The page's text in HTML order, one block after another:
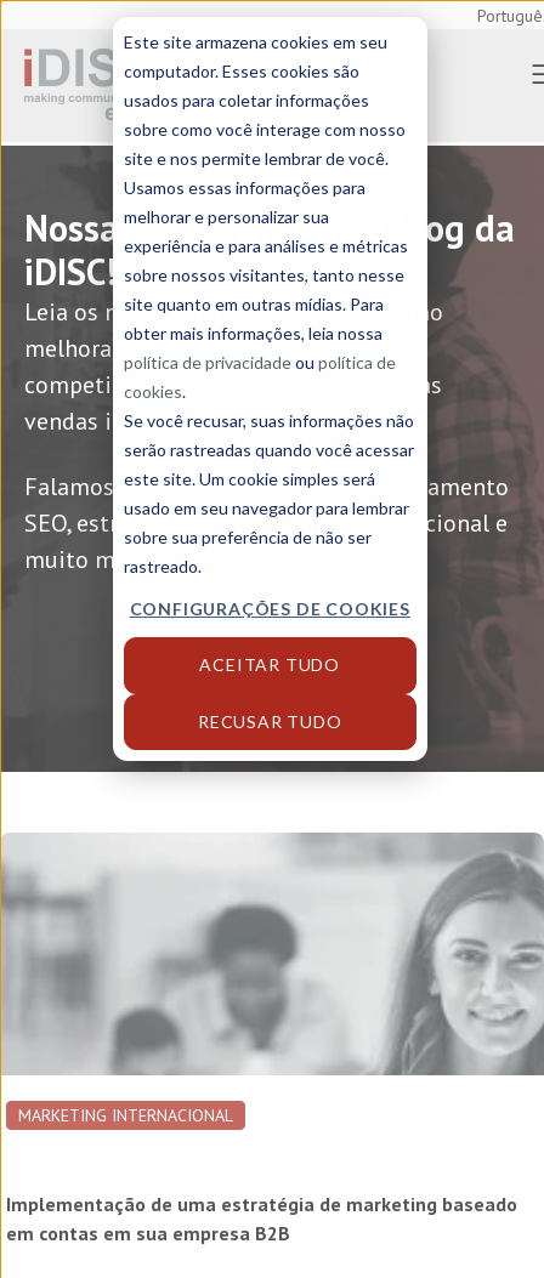
Este site armazena cookies em seu
computador. Esses cookies são
usados para coletar informações
sobre como você interage com nosso
site e nos permite lembrar de você.
Usamos essas informações para
melhorar e personalizar sua
experiência e para análises e métricas
sobre nossos visitantes, tanto nesse
site quanto em outras mídias. Para
obter mais informações, leia nossa
política de privacidadeou política de
cookies.
Se você recusar, suas informações não
serão rastreadas quando você acessar
este site. Um cookie simples será
usado em seu navegador para lembrar
sobre sua preferência de não ser
rastreado.
CONFIGURAÇÕES DE COOKIES
ACEITAR TUDO
RECUSAR TUDO
Home > Blog (8)
Nossas boas-vindas ao blog da
iDISC!
Leia os nossos artigos e descubra como
melhorar a sua comunicação e
competitividade para aumentar as suas
vendas internacionais.
Falamos de tradução técnica, posicionamento
SEO, estratégias de marketing internacional e
muito mais!
MARKETING INTERNACIONAL
Implementação de uma estratégia de marketing baseado
em contas em sua empresa B2B